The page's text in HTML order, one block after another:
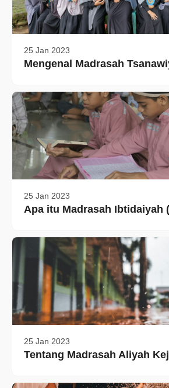
25 Jan 2023
Mengenal Madrasah
25 Jan 2023
Apa itu Madrasah Ibtidaiyah
25 Jan 2023
Tentang Madrasah Aliyah